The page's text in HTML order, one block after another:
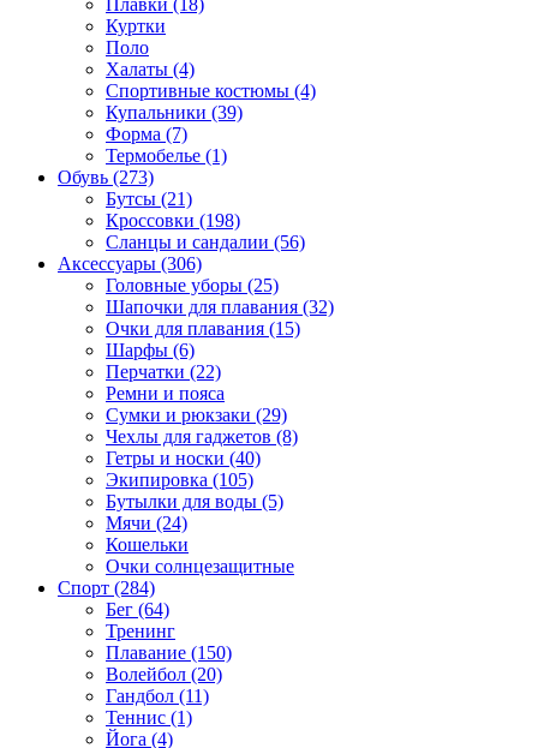
Куртки
Поло
Халаты (4)
Спортивные костюмы (4)
Купальники (39)
Форма (7)
Термобелье (1)
Обувь (273)
Бутсы (21)
Кроссовки (198)
Сланцы и сандалии (56)
Аксессуары (306)
Головные уборы (25)
Шапочки для плавания (32)
Очки для плавания (15)
Шарфы (6)
Перчатки (22)
Ремни и пояса
Сумки и рюкзаки (29)
Чехлы для гаджетов (8)
Гетры и носки (40)
Экипировка (105)
Бутылки для воды (5)
Мячи (24)
Кошельки
Очки солнцезащитные
Спорт (284)
Бег (64)
Тренинг
Плавание (150)
Волейбол (20)
Гандбол (11)
Теннис (1)
Йога (4)